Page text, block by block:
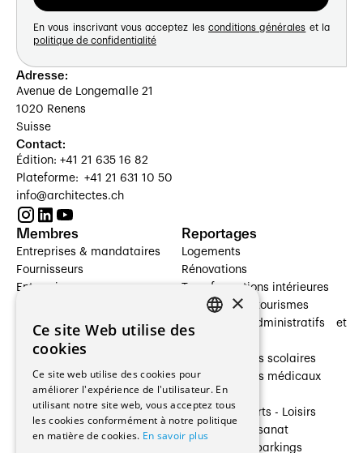
En vous inscrivant vous acceptez les conditions générales et la
politique de confidentialité
Adresse:
Avenue de Longemalle 21
1020 Renens
Suisse
Contact:
Édition: +41 21 635 16 82
Plateforme: +41 21 631 10 50
info@architectes.ch
Membres
Entreprises & mandataires
Fournisseurs
Entreprises
Architectes paysagistes
Architectes d'intérieur
Entreprises générales
Ingénieurs et mandataires
Fabricants / Fournisseurs
Reportages
Logements
Rénovations
Transformations intérieures
Hôtelleries et tourismes
Bâtiments administratifs et
Établissements scolaires
Établissements médicaux
Villas
Cultures - Sports - Loisirs
Industrie - Artisanat
Transports et parkings
×
Ce site Web utilise des
cookies
Ce site web utilise des cookies pour
améliorer l'expérience de l'utilisateur. En
utilisant notre site web, vous acceptez tous
les cookies conformément à notre politique
en matière de cookies. En savoir plus